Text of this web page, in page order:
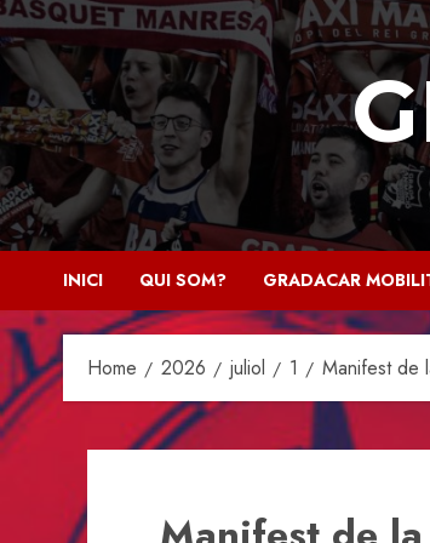
Skip
to
content
INICI QUI SOM? GRADACAR
Home 2026 juliol 1 Manifest de